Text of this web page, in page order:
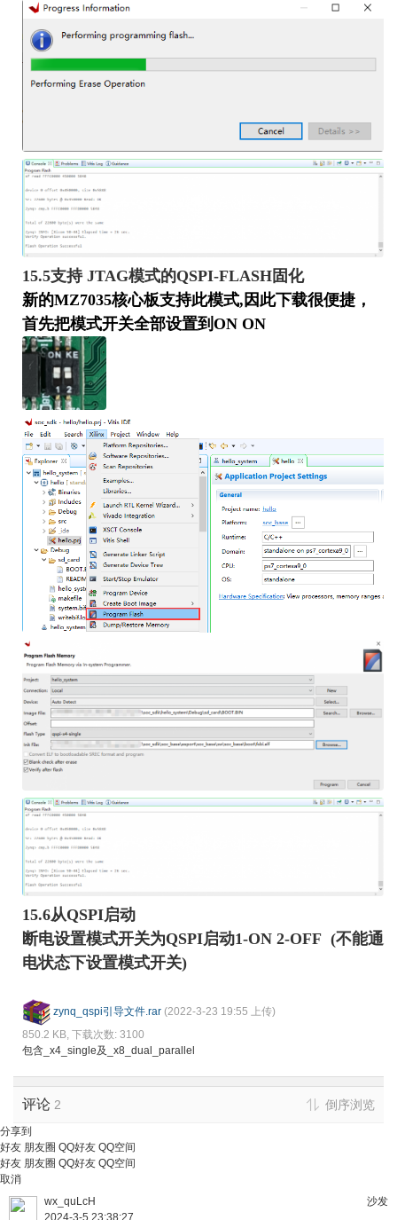
15.5支持 JTAG模式的QSPI-FLASH固化
新的MZ7035核心板支持此模式,因此下载很便捷，
首先把模式开关全部设置到ON ON
15.6从QSPI启动
断电设置模式开关为QSPI启动1-ON 2-OFF (不能通
电状态下设置模式开关)
zynq_qspi引导文件.rar (2022-3-23 19:55 上传)
850.2 KB, 下载次数: 3100
包含_x4_single及_x8_dual_parallel
评论 2 倒序浏览
分享到
好友 朋友圈 QQ好友 QQ空间
好友 朋友圈 QQ好友 QQ空间
取消
沙发
wx_quLcH
2024-3-5 23:38:27